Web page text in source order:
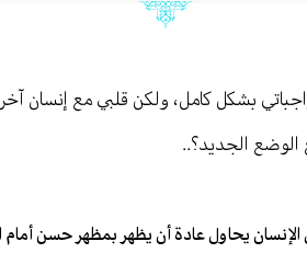
بشكل كامل، ولكن قلبي مع إنسان
الوضع الجديد؟..
الإنسان يحاول عادة أن يظهر بمظهر حسن